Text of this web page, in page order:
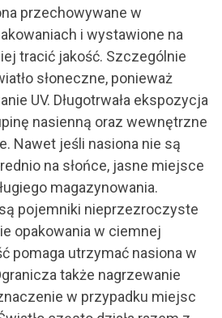
przechowywane w
i wystawione na
tracić jakość. Szczególnie
słoneczne, ponieważ
UV. Długotrwała ekspozycja
nasienną oraz wewnętrzne
Nawet jeśli nasiona nie są
na słońce, jasne miejsce
magazynowania.
pojemniki nieprzezroczyste
opakowania w ciemnej
pomaga utrzymać nasiona w
także nagrzewanie
w przypadku miejsc